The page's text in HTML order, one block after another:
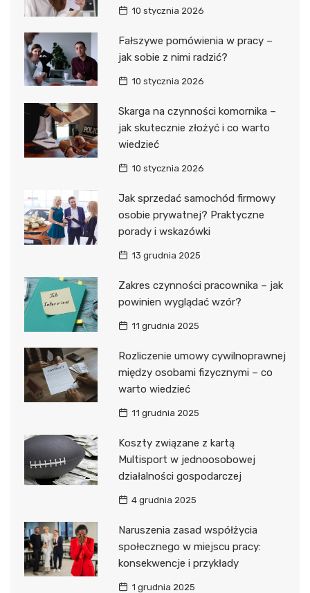
10 stycznia 2026
Fałszywe pomówienia w pracy –
jak sobie z nimi radzić?
10 stycznia 2026
Skarga na czynności komornika –
jak skutecznie złożyć i co warto
wiedzieć
10 stycznia 2026
Jak sprzedać samochód firmowy
osobie prywatnej? Praktyczne
porady i wskazówki
13 grudnia 2025
Zakres czynności pracownika – jak
powinien wyglądać wzór?
11 grudnia 2025
Rozliczenie umowy cywilnoprawnej
między osobami fizycznymi – co
warto wiedzieć
11 grudnia 2025
Koszty związane z kartą
Multisport w jednoosobowej
działalności gospodarczej
4 grudnia 2025
Naruszenia zasad współżycia
społecznego w miejscu pracy:
konsekwencje i przykłady
1 grudnia 2025